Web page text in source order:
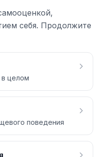
себя. Продолжите
в целом
поведения